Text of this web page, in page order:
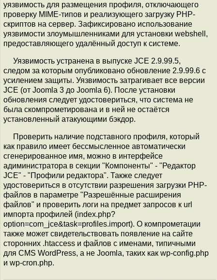
уязвимость для размещения профиля, отключающего
проверку MIME-типов и реализующего загрузку PHP-
скриптов на сервер. Зафиксировано использование
уязвимости злоумышленниками для установки webshell,
предоставляющего удалённый доступ к системе.
Уязвимость устранена в выпуске JCE 2.9.99.5,
следом за которым опубликовано обновление 2.9.99.6 с
усилением защиты. Уязвимость затрагивает все версии
JCE (от Joomla 3 до Joomla 6). После установки
обновления следует удостовериться, что система не
была скомпрометирована и в ней не остаётся
установленный атакующими бэкдор.
Проверить наличие подставного профиля, который
как правило имеет бессмысленное автоматически
сгенерированное имя, можно в интерфейсе
адиминистратора в секции "Компоненты" - "Редактор
JCE" - "Профили редактора". Также следует
удостовериться в отсутствии разрешения загрузки PHP-
файлов в параметре "Разрешённые расширения
файлов" и проверить логи на предмет запросов к url
импорта профилей (index.php?
option=com_jce&task=profiles.import). О компрометации
также может свидетельствовать появление на сайте
сторонних .htaccess и файлов с именами, типичными
для CMS WordPress, а не Joomla, таких как wp-config.php
и wp-cron.php.